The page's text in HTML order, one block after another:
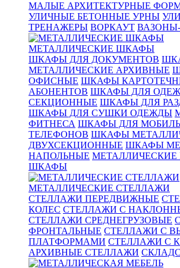
МАЛЫЕ АРХИТЕКТУРНЫЕ
УЛИЧНЫЕ БЕТОННЫЕ УРНЫ
ТРЕНАЖЕРЫ ВОРКАУТ
МЕТАЛЛИЧЕСКИЕ ШКАФЫ
ШКАФЫ ДЛЯ ДОКУМЕНТОВ
МЕТАЛЛИЧЕСКИЕ АРХИВНЫЕ
ОФИСНЫЕ ШКАФЫ
АБОНЕНТОВ ШКАФЫ ДЛЯ
СЕКЦИОННЫЕ ШКАФЫ ДЛЯ
ШКАФЫ ДЛЯ СУШКИ ОДЕЖДЫ
ФИТНЕСА ШКАФЫ ДЛЯ
ТЕЛЕФОНОВ ШКАФЫ
ДВУХСЕКЦИОННЫЕ ШКАФЫ
НАПОЛЬНЫЕ МЕТАЛЛИЧЕСКИЕ
ШКАФЫ
МЕТАЛЛИЧЕСКИЕ СТЕЛЛАЖИ
СТЕЛЛАЖИ ПЕРЕДВИЖНЫЕ
КОЛЕС СТЕЛЛАЖИ С
СТЕЛЛАЖИ СРЕДНЕГРУЗОВЫЕ
ФРОНТАЛЬНЫЕ СТЕЛЛАЖИ С
ПЛАТФОРМАМИ СТЕЛЛАЖИ С
АРХИВНЫЕ СТЕЛЛАЖИ